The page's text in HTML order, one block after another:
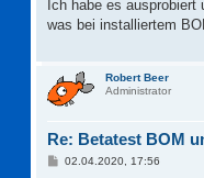
r
Ich habe es
was bei installiertem
Robert Beer
Administrator
Re: Betatest BOM
B02.04.2020, 17:56